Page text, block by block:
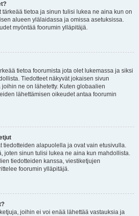
tietoa ja sinun tulisi lukea ne aina kun on
alueen ylälaidassa ja omissa asetuksissa.
myöntää foorumin ylläpitäjä.
tietoa foorumista jota olet lukemassa ja siksi
Tiedotteet näkyvät jokaisen sivun
ne on lähetetty. Kuten globaalien
lähettämisen oikeudet antaa foorumin
tiedotteiden alapuolella ja ovat vain etusivulla.
joten sinun tulisi lukea ne aina kun mahdollista.
tiedotteiden kanssa, viestiketjujen
foorumin ylläpitäjä.
joihin ei voi enää lähettää vastauksia ja